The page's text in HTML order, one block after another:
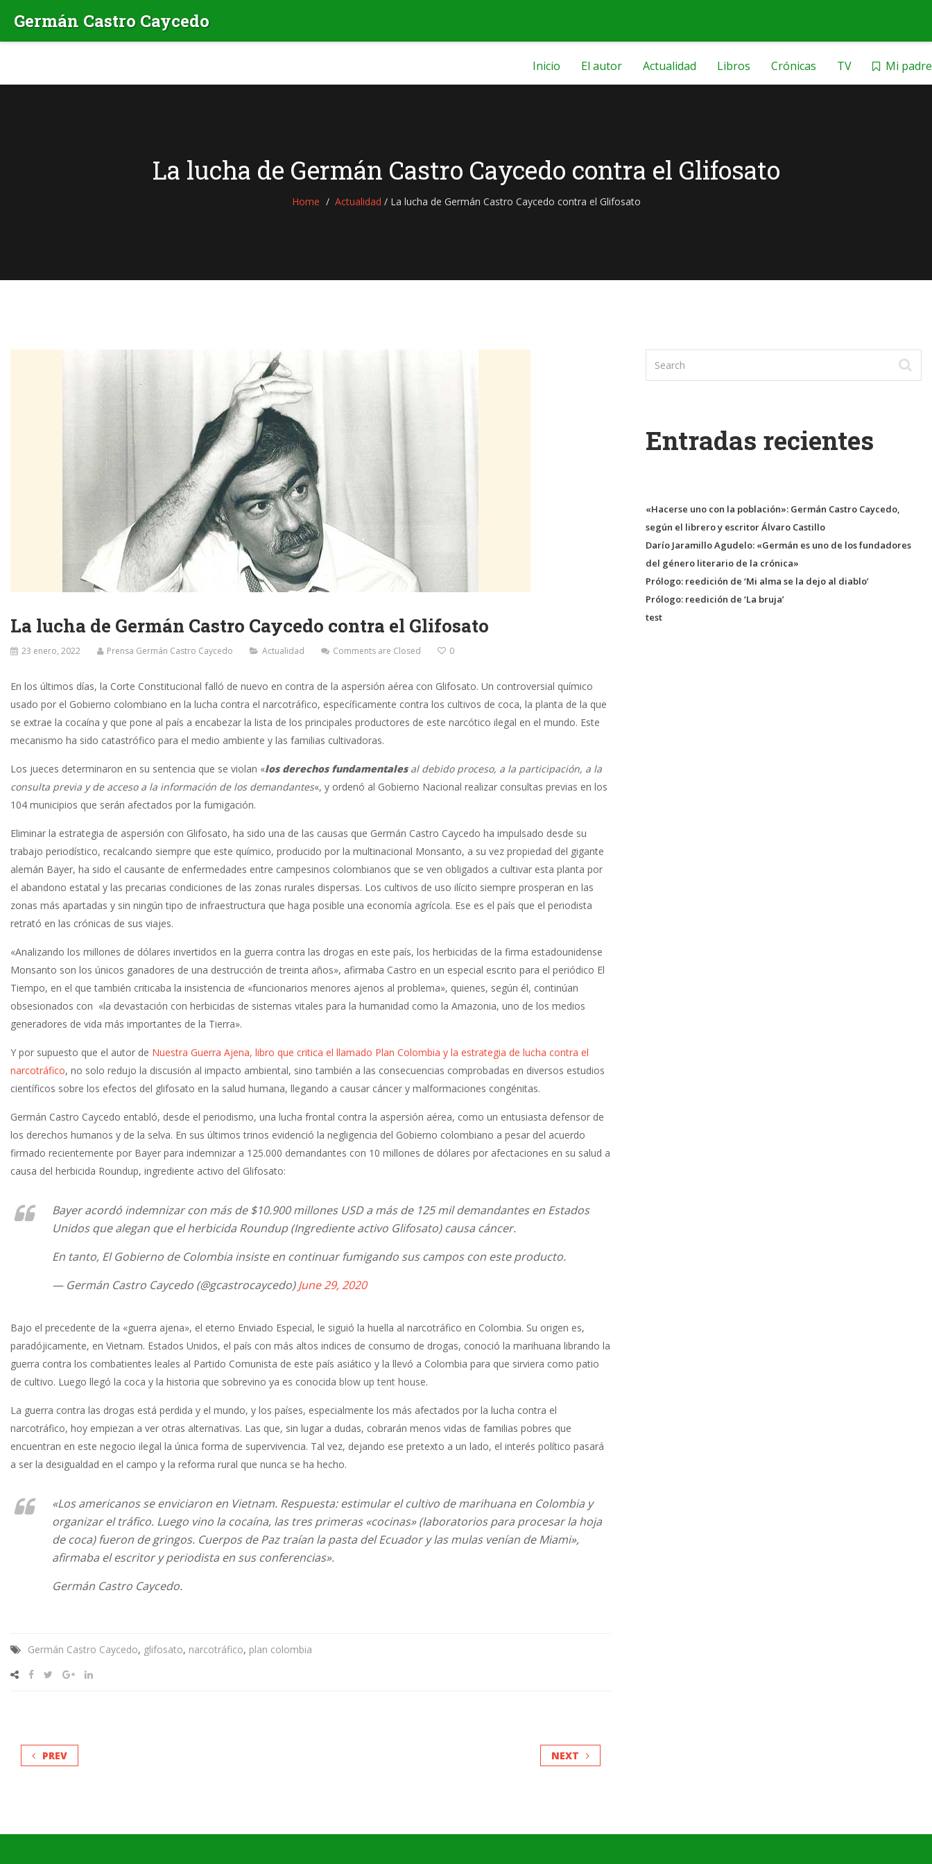
Inicio El autor Actualidad Libros Crónicas TV Mi padre
La lucha de Germán Castro Caycedo contra el Glifosato
Home Actualidad /La lucha de Germán Castro Caycedo contra el Glifosato
La lucha de Germán Castro Caycedo contra el Glifosato
23 enero, 2022 Prensa Germán Castro Caycedo Actualidad Comments are Closed 0
En los últimos días, la Corte Constitucional falló de nuevo en contra de la aspersión aérea con Glifosato. Un controversial químico
usado por el Gobierno colombiano en la lucha contra el narcotráfico, específicamente contra los cultivos de coca, la planta de la que
se extrae la cocaína y que pone al país a encabezar la lista de los principales productores de este narcótico ilegal en el mundo. Este
mecanismo ha sido catastrófico para el medio ambiente y las familias cultivadoras.
Los jueces determinaron en su sentencia que se violan «los derechos fundamentalesal debido proceso, a la participación, a la
consulta previa y de acceso a la información de los demandantes«, y ordenó al Gobierno Nacional realizar consultas previas en los
104 municipios que serán afectados por la fumigación.
Eliminar la estrategia de aspersión con Glifosato, ha sido una de las causas que Germán Castro Caycedo ha impulsado desde su
trabajo periodístico, recalcando siempre que este químico, producido por la multinacional Monsanto, a su vez propiedad del gigante
alemán Bayer, ha sido el causante de enfermedades entre campesinos colombianos que se ven obligados a cultivar esta planta por
el abandono estatal y las precarias condiciones de las zonas rurales dispersas. Los cultivos de uso ilícito siempre prosperan en las
zonas más apartadas y sin ningún tipo de infraestructura que haga posible una economía agrícola. Ese es el país que el periodista
retrató en las crónicas de sus viajes.
«Analizando los millones de dólares invertidos en la guerra contra las drogas en este país, los herbicidas de la firma estadounidense
Monsanto son los únicos ganadores de una destrucción de treinta años», afirmaba Castro en un especial escrito para el periódico El
Tiempo, en el que también criticaba la insistencia de «funcionarios menores ajenos al problema», quienes, según él, continúan
obsesionados con «la devastación con herbicidas de sistemas vitales para la humanidad como la Amazonia, uno de los medios
generadores de vida más importantes de la Tierra».
Y por supuesto que el autor de Nuestra Guerra Ajena, libro que critica el llamado Plan Colombia y la estrategia de lucha contra el
narcotráfico, no solo redujo la discusión al impacto ambiental, sino también a las consecuencias comprobadas en diversos estudios
científicos sobre los efectos del glifosato en la salud humana, llegando a causar cáncer y malformaciones congénitas.
Germán Castro Caycedo entabló, desde el periodismo, una lucha frontal contra la aspersión aérea, como un entusiasta defensor de
los derechos humanos y de la selva. En sus últimos trinos evidenció la negligencia del Gobierno colombiano a pesar del acuerdo
firmado recientemente por Bayer para indemnizar a 125.000 demandantes con 10 millones de dólares por afectaciones en su salud a
causa del herbicida Roundup, ingrediente activo del Glifosato:
Bayer acordó indemnizar con más de $10.900 millones USD a más de 125 mil demandantes en Estados
Unidos que alegan que el herbicida Roundup (Ingrediente activo Glifosato) causa cáncer.
En tanto, El Gobierno de Colombia insiste en continuar fumigando sus campos con este producto.
— Germán Castro Caycedo (@gcastrocaycedo)June 29, 2020
Bajo el precedente de la «guerra ajena», el eterno Enviado Especial, le siguió la huella al narcotráfico en Colombia. Su origen es,
paradójicamente, en Vietnam. Estados Unidos, el país con más altos indices de consumo de drogas, conoció la marihuana librando la
guerra contra los combatientes leales al Partido Comunista de este país asiático y la llevó a Colombia para que sirviera como patio
de cultivo. Luego llegó la coca y la historia que sobrevino ya es conocida blow up tent house.
La guerra contra las drogas está perdida y el mundo, y los países, especialmente los más afectados por la lucha contra el
narcotráfico, hoy empiezan a ver otras alternativas. Las que, sin lugar a dudas, cobrarán menos vidas de familias pobres que
encuentran en este negocio ilegal la única forma de supervivencia. Tal vez, dejando ese pretexto a un lado, el interés político pasará
a ser la desigualdad en el campo y la reforma rural que nunca se ha hecho.
«Los americanos se enviciaron en Vietnam. Respuesta: estimular el cultivo de marihuana en Colombia y
organizar el tráfico. Luego vino la cocaína, las tres primeras «cocinas» (laboratorios para procesar la hoja
de coca) fueron de gringos. Cuerpos de Paz traían la pasta del Ecuador y las mulas venían de Miami»,
afirmaba el escritor y periodista en sus conferencias».
Germán Castro Caycedo.
Germán Castro Caycedo, glifosato, narcotráfico, plan colombia
PREV NEXT
Entradas recientes
«Hacerse uno con la población»: Germán Castro Caycedo,
según el librero y escritor Álvaro Castillo
Darío Jaramillo Agudelo: «Germán es uno de los fundadores
del género literario de la crónica»
Prólogo: reedición de ‘Mi alma se la dejo al diablo’
Prólogo: reedición de ‘La bruja’
test